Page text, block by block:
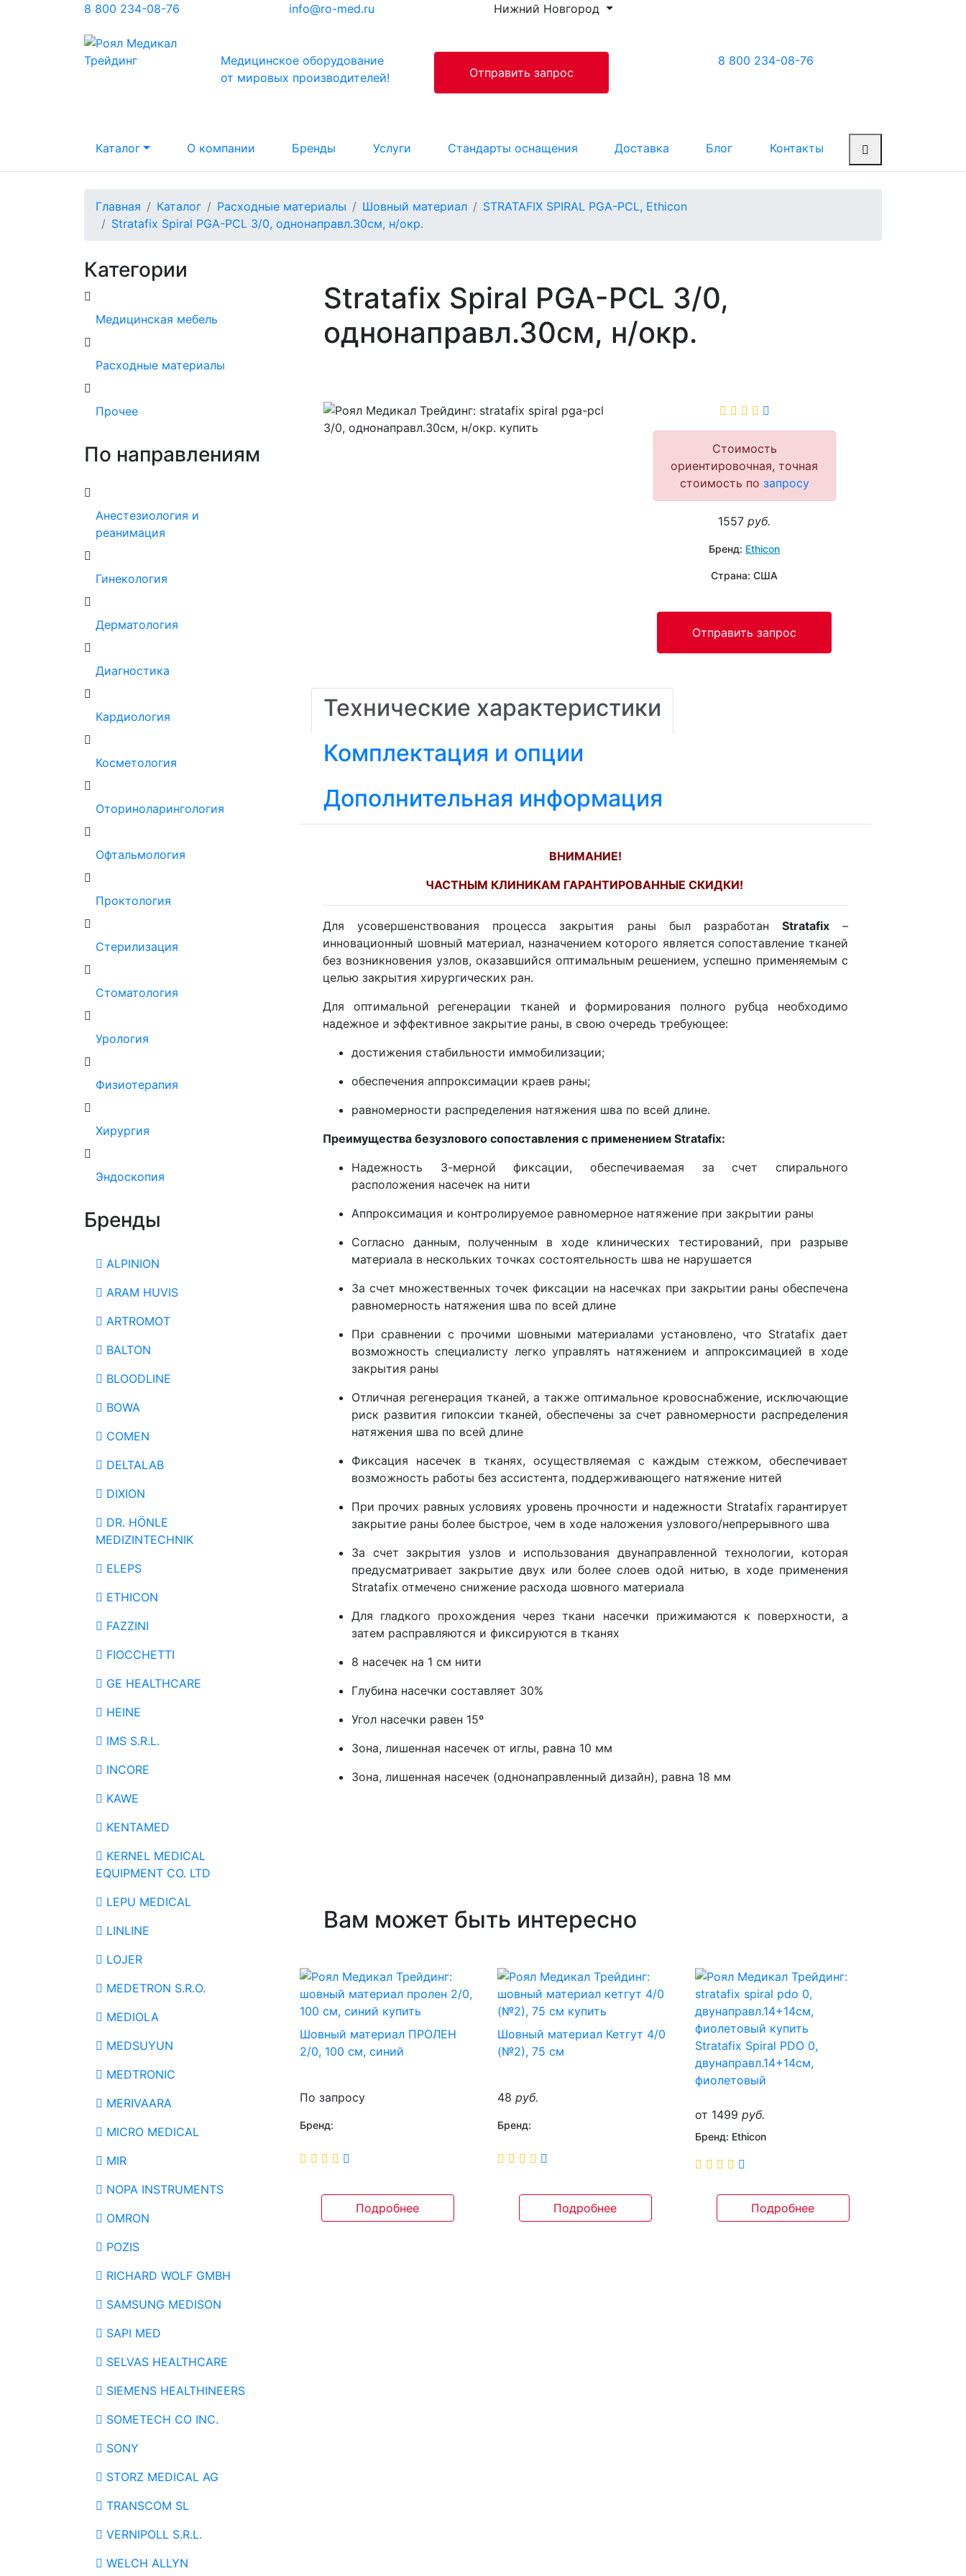
8 800 234-08-76 info@ro-med.ru Нижний Новгород
Медицинское оборудование
от мировых производителей!
Отправить запрос
8 800 234-08-76
Каталог О компании Бренды Услуги Стандарты оснащения Доставка Блог Контакты
Главная Каталог Расходные материалы Шовный материал
STRATAFIX SPIRAL PGA-PCL, Ethicon
Stratafix Spiral PGA-PCL 3/0, однонаправл.30см, н/окр.
Категории
Медицинская мебель
Расходные материалы
Прочее
По направлениям
Анестезиология и
реанимация
Гинекология
Дерматология
Диагностика
Кардиология
Косметология
Оториноларингология
Офтальмология
Проктология
Стерилизация
Стоматология
Урология
Физиотерапия
Хирургия
Эндоскопия
Бренды
ALPINION
ARAM HUVIS
ARTROMOT
BALTON
BLOODLINE
BOWA
COMEN
DELTALAB
DIXION
DR. HÖNLE
MEDIZINTECHNIK
ELEPS
ETHICON
FAZZINI
FIOCCHETTI
GE HEALTHCARE
HEINE
IMS S.R.L.
INCORE
KAWE
KENTAMED
KERNEL MEDICAL
EQUIPMENT CO. LTD
LEPU MEDICAL
LINLINE
LOJER
MEDETRON S.R.O.
MEDIOLA
MEDSUYUN
MEDTRONIC
MERIVAARA
MICRO MEDICAL
MIR
NOPA INSTRUMENTS
OMRON
POZIS
RICHARD WOLF GMBH
SAMSUNG MEDISON
SAPI MED
SELVAS HEALTHCARE
SIEMENS HEALTHINEERS
SOMETECH CO INC.
SONY
STORZ MEDICAL AG
TRANSCOM SL
VERNIPOLL S.R.L.
WELCH ALLYN
Stratafix Spiral PGA-PCL 3/0,
однонаправл.30см, н/окр.
Стоимость
ориентировочная, точная
стоимость по запросу
1557 руб.
Бренд: Ethicon
Страна: США
Отправить запрос
Технические характеристики
Комплектация и опции
Дополнительная информация
ВНИМАНИЕ!
ЧАСТНЫМ КЛИНИКАМ ГАРАНТИРОВАННЫЕ СКИДКИ!
Для усовершенствования процесса закрытия раны был разработан Stratafix–
инновационный шовный материал, назначением которого является сопоставление тканей
без возникновения узлов, оказавшийся оптимальным решением, успешно применяемым с
целью закрытия хирургических ран.
Для оптимальной регенерации тканей и формирования полного рубца необходимо
надежное и эффективное закрытие раны, в свою очередь требующее:
достижения стабильности иммобилизации;
обеспечения аппроксимации краев раны;
равномерности распределения натяжения шва по всей длине.
Преимущества безузлового сопоставления с применением Stratafix:
Надежность 3-мерной фиксации, обеспечиваемая за счет спирального
расположения насечек на нити
Аппроксимация и контролируемое равномерное натяжение при закрытии раны
Согласно данным, полученным в ходе клинических тестирований, при разрыве
материала в нескольких точках состоятельность шва не нарушается
За счет множественных точек фиксации на насечках при закрытии раны обеспечена
равномерность натяжения шва по всей длине
При сравнении с прочими шовными материалами установлено, что Stratafix дает
возможность специалисту легко управлять натяжением и аппроксимацией в ходе
закрытия раны
Отличная регенерация тканей, а также оптимальное кровоснабжение, исключающие
риск развития гипоксии тканей, обеспечены за счет равномерности распределения
натяжения шва по всей длине
Фиксация насечек в тканях, осуществляемая с каждым стежком, обеспечивает
возможность работы без ассистента, поддерживающего натяжение нитей
При прочих равных условиях уровень прочности и надежности Stratafix гарантирует
закрытие раны более быстрое, чем в ходе наложения узлового/непрерывного шва
За счет закрытия узлов и использования двунаправленной технологии, которая
предусматривает закрытие двух или более слоев одой нитью, в ходе применения
Stratafix отмечено снижение расхода шовного материала
Для гладкого прохождения через ткани насечки прижимаются к поверхности, а
затем расправляются и фиксируются в тканях
8 насечек на 1 см нити
Глубина насечки составляет 30%
Угол насечки равен 15º
Зона, лишенная насечек от иглы, равна 10 мм
Зона, лишенная насечек (однонаправленный дизайн), равна 18 мм
Вам может быть интересно
Шовный материал ПРОЛЕН
2/0, 100 см, синий
По запросу
Бренд:
Подробнее
Шовный материал Кетгут 4/0
(№2), 75 см
48 руб.
Бренд:
Подробнее
Stratafix Spiral PDO 0,
двунаправл.14+14см,
фиолетовый
от 1499 руб.
Бренд: Ethicon
Подробнее